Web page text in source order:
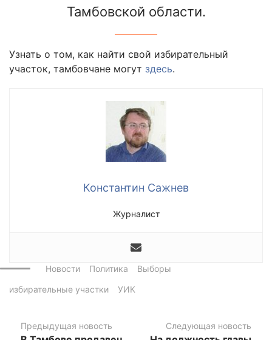
Тамбовской области.
Узнать о том, как найти свой избирательный
участок, тамбовчане могут здесь.
Константин Сажнев
Журналист
Новости Политика
Выборы
избирательные участки
УИК
Предыдущая новость Следующая новость